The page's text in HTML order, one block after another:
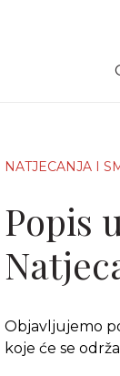
NATJECANJA I
Popis
Objavljujemo
koje će se